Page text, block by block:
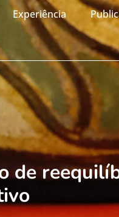
Experiência
de